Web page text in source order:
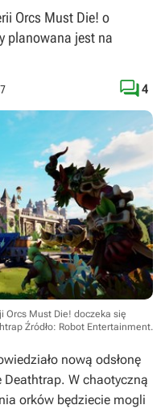
Orcs Must Die! o
planowana jest na
4
Orcs Must Die! doczeka się
Źródło: Robot Entertainment.
nową odsłonę
Deathtrap. W chaotyczną
orków będziecie mogli